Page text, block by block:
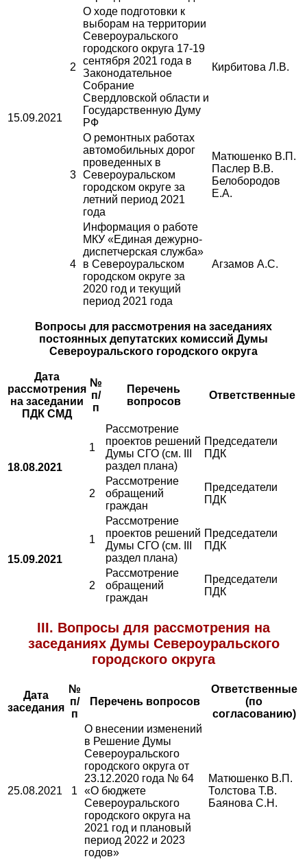
15.09.2021
2
О ходе подготовки к
выборам на территории
Североуральского
городского округа 17-19
сентября 2021 года в
Законодательное
Собрание
Свердловской области и
Государственную Думу
РФ
Кирбитова Л.В.
3
О ремонтных работах
автомобильных дорог
проведенных в
Североуральском
городском округе за
летний период 2021
года
Матюшенко В.П.
Паслер В.В.
Белобородов
Е.А.
4
Информация о работе
МКУ «Единая дежурно-
диспетчерская служба»
в Североуральском
городском округе за
2020 год и текущий
период 2021 года
Агзамов А.С.
Вопросы для рассмотрения на заседаниях
постоянных депутатских комиссий Думы
Североуральского городского округа
Дата
рассмотрения
на заседании
ПДК СМД
№
п/
п
Перечень
вопросов
Ответственные
18.08.2021
1
Рассмотрение
проектов решений
Думы СГО (см. III
раздел плана)
Председатели
ПДК
2
Рассмотрение
обращений
граждан
Председатели
ПДК
15.09.2021
1
Рассмотрение
проектов решений
Думы СГО (см. III
раздел плана)
Председатели
ПДК
2
Рассмотрение
обращений
граждан
Председатели
ПДК
III. Вопросы для рассмотрения на
заседаниях Думы Североуральского
городского округа
Дата
заседания
№
п/
п
Перечень вопросов
Ответственные
(по
согласованию)
25.08.2021 1
О внесении изменений
в Решение Думы
Североуральского
городского округа от
23.12.2020 года № 64
«О бюджете
Североуральского
городского округа на
2021 год и плановый
период 2022 и 2023
годов»
Матюшенко В.П.
Толстова Т.В.
Баянова С.Н.